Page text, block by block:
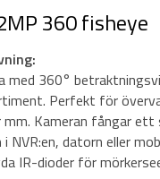
360 fisheye
med 360°
Perfekt för
mm. Kameran fångar
NVR:en, datorn eller
IR-dioder för